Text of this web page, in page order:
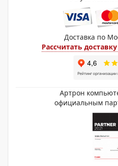
Доставка по
Рассчитать
Артрон
официальным